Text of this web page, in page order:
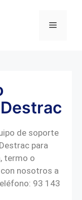
de soporte
para
termo o
nosotros a
93 143